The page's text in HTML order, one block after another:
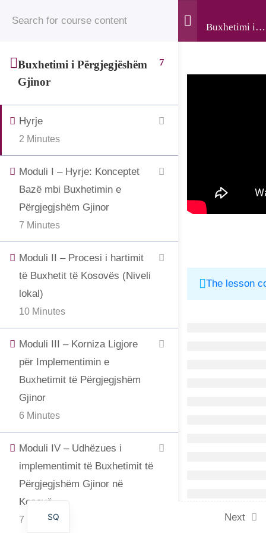
Register Login
Buxhetimi i
Buxhetimi i Përgjegjëshëm
Gjinor
7
Hyrje
2 Minutes
Moduli I – Hyrje: Konceptet
Bazë mbi Buxhetimin e
Përgjegjshëm Gjinor
7 Minutes
Moduli II – Procesi i hartimit
të Buxhetit të Kosovës (Niveli
lokal)
10 Minutes
Moduli III – Korniza Ligjore
për Implementimin e
Buxhetimit të Përgjegjshëm
Gjinor
6 Minutes
Moduli IV – Udhëzues i
implementimit të Buxhetimit të
Përgjegjshëm Gjinor në
Kosovë
7 Minutes
The lesson
Next
© 2025 • Jahjaga Foundation • All Rights Reserved •
The development of this website was supported by the
“Support to Civil Society in Kosovo” project, funded by
the Grand Duchy of Luxembourg and implemented by
SQ